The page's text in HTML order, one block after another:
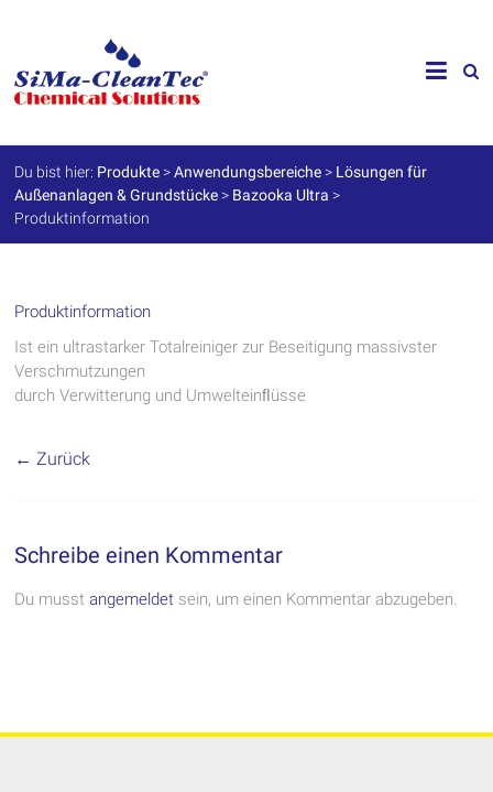
SiMa-
Cleantec
GmbH
Spezialprodukte
für
Instandhaltung
Du bist hier: Produkte >Anwendungsbereiche > Lösungen für
Außenanlagen & Grundstücke > Bazooka Ultra >
Produktinformation
Produktinformation
Ist ein ultrastarker Totalreiniger zur Beseitigung massivster
Verschmutzungen
durch Verwitterung und Umwelteinﬂüsse
← Zurück
Schreibe einen Kommentar
Du musstangemeldet sein, um einen Kommentar abzugeben.